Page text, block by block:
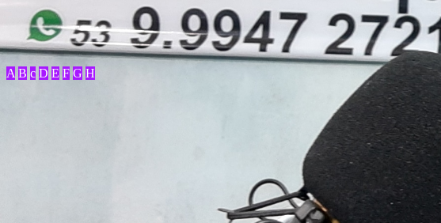
A B c D E F G H